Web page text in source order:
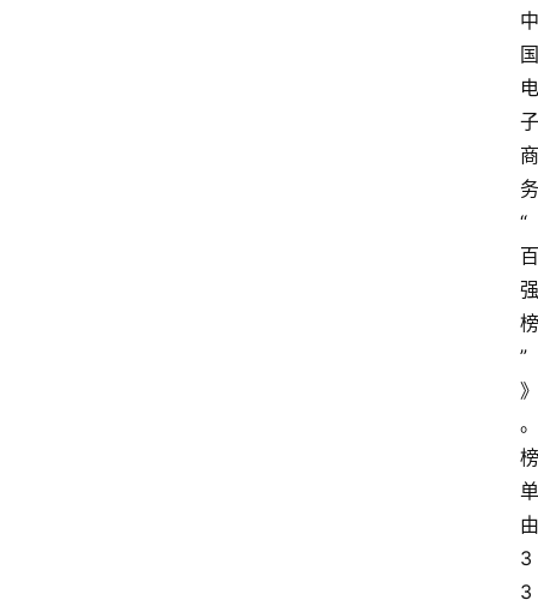
中
国
电
子
商
务
“
百
强
榜
”
》
。
榜
单
由
3
3